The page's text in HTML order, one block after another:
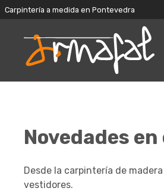
Carpintería a medida en Pontevedra
Novedades
Desde la carpintería de
vestidores.